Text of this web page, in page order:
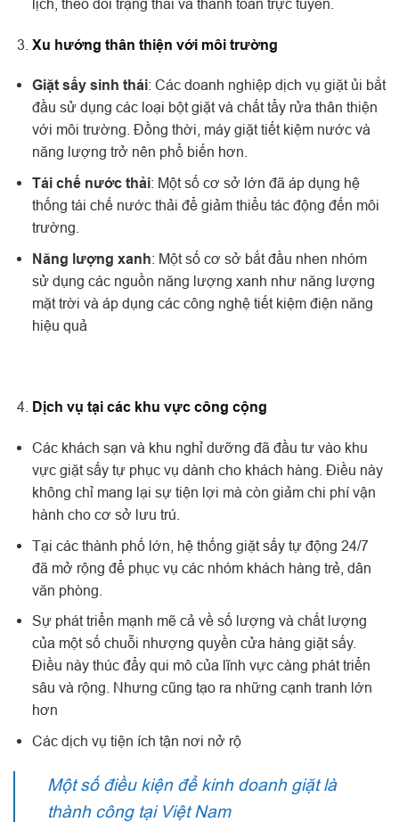
lịch, theo dõi trạng thái và thanh toán trực tuyến.
Xu hướng thân thiện với môi trường
Giặt sấy sinh thái: Các doanh nghiệp dịch vụ giặt ủi bắt
đầu sử dụng các loại bột giặt và chất tẩy rửa thân thiện
với môi trường. Đồng thời, máy giặt tiết kiệm nước và
năng lượng trở nên phổ biến hơn.
Tái chế nước thải: Một số cơ sở lớn đã áp dụng hệ
thống tái chế nước thải để giảm thiểu tác động đến môi
trường.
Năng lượng xanh: Một số cơ sở bắt đầu nhen nhóm
sử dụng các nguồn năng lượng xanh như năng lượng
mặt trời và áp dụng các công nghệ tiết kiệm điện năng
hiệu quả
Dịch vụ tại các khu vực công cộng
Các khách sạn và khu nghỉ dưỡng đã đầu tư vào khu
vực giặt sấy tự phục vụ dành cho khách hàng. Điều này
không chỉ mang lại sự tiện lợi mà còn giảm chi phí vận
hành cho cơ sở lưu trú.
Tại các thành phố lớn, hệ thống giặt sấy tự động 24/7
đã mở rộng để phục vụ các nhóm khách hàng trẻ, dân
văn phòng.
Sự phát triển mạnh mẽ cả về số lượng và chất lượng
của một số chuỗi nhượng quyền cửa hàng giặt sấy.
Điều này thúc đẩy qui mô của lĩnh vực càng phát triển
sâu và rộng. Nhưng cũng tạo ra những cạnh tranh lớn
hơn
Các dịch vụ tiện ích tận nơi nở rộ
Một số điều kiện để kinh doanh giặt là
thành công tại Việt Nam